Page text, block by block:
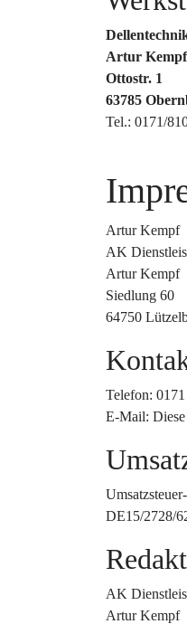
Artur Kempf
Ottostr. 1
63785
Tel.: 0171/
Artur Kempf
AK
Artur Kempf
Siedlung 60
64750
Telefon:
E-Mail:
DE15/2728/
AK
Artur Kempf